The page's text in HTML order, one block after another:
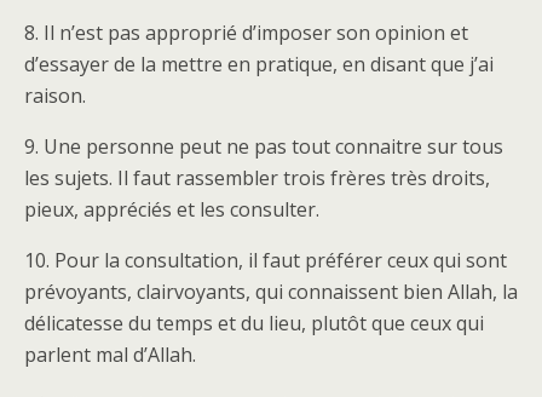
8. Il n’est pas approprié d’imposer son opinion et
d’essayer de la mettre en pratique, en disant que j’ai
raison.
9. Une personne peut ne pas tout connaitre sur tous
les sujets. Il faut rassembler trois frères très droits,
pieux, appréciés et les consulter.
10. Pour la consultation, il faut préférer ceux qui sont
prévoyants, clairvoyants, qui connaissent bien Allah, la
délicatesse du temps et du lieu, plutôt que ceux qui
parlent mal d’Allah.